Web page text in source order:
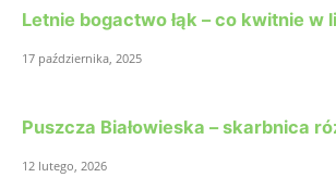
Letnie bogactwo łąk – co kwitnie w
17 października, 2025
Puszcza Białowieska – skarbnica
12 lutego, 2026